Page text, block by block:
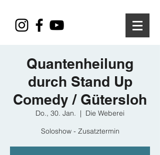
Quantenheilung
durch Stand Up
Comedy / Gütersloh
Do., 30. Jan.
  |
Die Weberei
Soloshow - Zusatztermin